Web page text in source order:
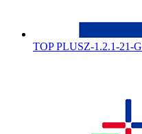
TOP PLUSZ-1.2.1-21-